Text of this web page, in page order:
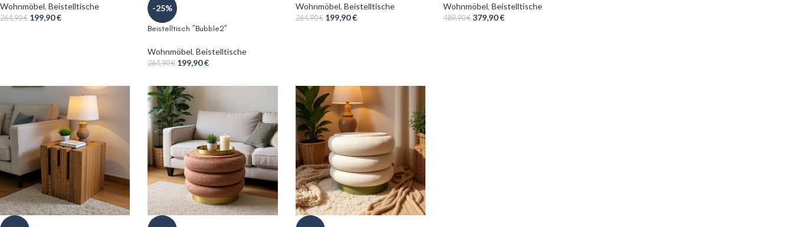
Wohnmöbel, Beistelltische
264,90€ 199,90€
-25%
Beistelltisch ”Bubble2”
Wohnmöbel, Beistelltische
264,90€ 199,90€
Wohnmöbel, Beistelltische
264,90€ 199,90€
Wohnmöbel, Beistelltische
489,90€ 379,90€